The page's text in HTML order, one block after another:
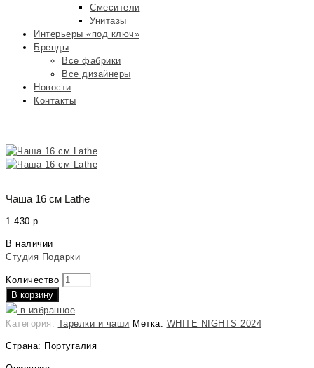
Смесители
Унитазы
Интерьеры «под ключ»
Бренды
Все фабрики
Все дизайнеры
Новости
Контакты
Чаша 16 см Lathe
1 430 р.
В наличии
Студия Подарки
Количество
В корзину
в избранное
Категория: Тарелки и чаши Метка: WHITE NIGHTS 2024
Страна: Португалия